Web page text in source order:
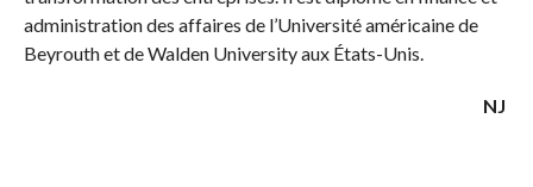
administration des affaires de l’Université américaine de
Beyrouth et de Walden University aux États-Unis.
NJ